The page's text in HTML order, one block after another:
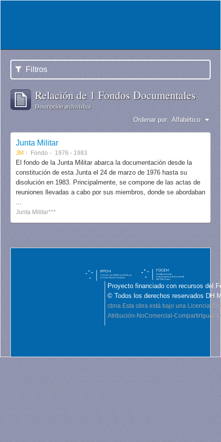
Filtros
Relación de 1 Fondos Documentales
Descripción archivística
Ordenar por: Alfabético
Junta Militar
JM Fondo 1976 - 1983
El fondo de la Junta Militar abarca la documentación desde la
constitución de esta Junta el 24 de marzo de 1976 hasta su
disolución en 1983. Principalmente, se compone de las actas de
reuniones llevadas a cabo por sus miembros, donde se abordaban
...
Junta Militar***
Proyecto financiado con recursos del
© Todos los derechos reservados DH
cbna Esta obra está bajo una Licencia
Atribución-NoComercial-CompartirIgual